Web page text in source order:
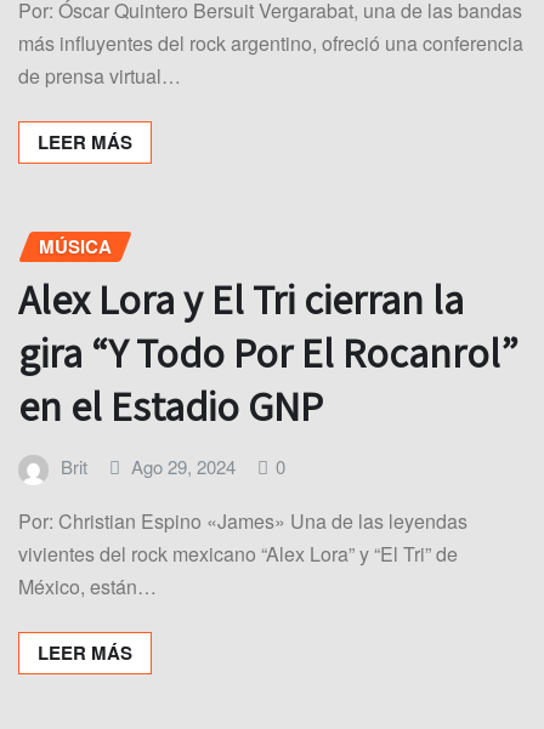
Por: Óscar Quintero Bersuit Vergarabat, una de las bandas
más influyentes del rock argentino, ofreció una conferencia
de prensa virtual…
LEER MÁS
MÚSICA
Alex Lora y El Tri cierran la
gira “Y Todo Por El Rocanrol”
en el Estadio GNP
Brit Ago 29, 2024 0
Por: Christian Espino «James» Una de las leyendas
vivientes del rock mexicano “Alex Lora” y “El Tri” de
México, están…
LEER MÁS